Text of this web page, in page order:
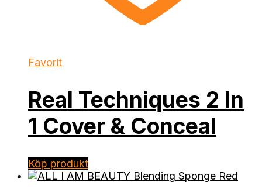
Favorit
Real Techniques 2 In
1 Cover & Conceal
Köp produkt